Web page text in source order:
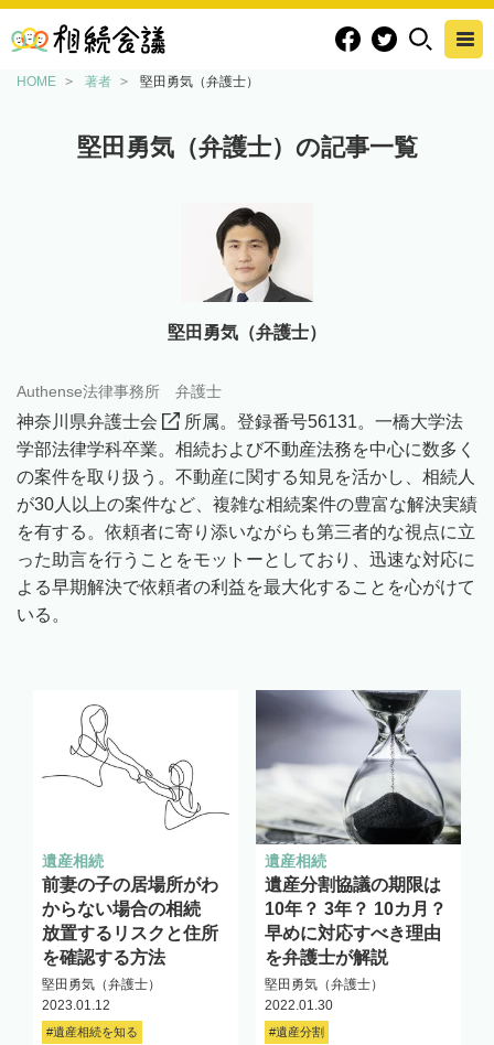
HOME 著者 堅田勇気（弁護士）
堅田勇気（弁護士）の記事一覧
堅田勇気（弁護士）
Authense法律事務所 弁護士
神奈川県弁護士会
所属。登録番号56131。一橋大学法
学部法律学科卒業。相続および不動産法務を中心に数多く
の案件を取り扱う。不動産に関する知見を活かし、相続人
が30人以上の案件など、複雑な相続案件の豊富な解決実績
を有する。依頼者に寄り添いながらも第三者的な視点に立
った助言を行うことをモットーとしており、迅速な対応に
よる早期解決で依頼者の利益を最大化することを心がけて
いる。
遺産相続
前妻の子の居場所がわ
からない場合の相続
放置するリスクと住所
を確認する方法
堅田勇気（弁護士）
2023.01.12
#遺産相続を知る
遺産相続
遺産分割協議の期限は
10年？ 3年？ 10カ月？
早めに対応すべき理由
を弁護士が解説
堅田勇気（弁護士）
2022.01.30
#遺産分割